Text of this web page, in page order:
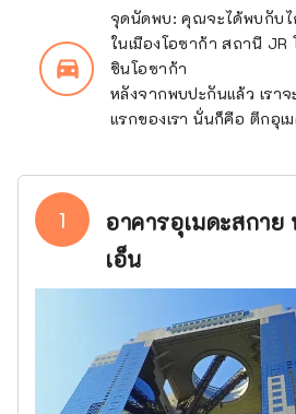
directions_car_filled
จุดนัดพบ: คุณจะได้พบกับ
ในเมืองโอซาก้า สถานี
ชินโอซาก้า
หลังจากพบปะกันแล้ว เรา
แรกของเรา นั่นก็คือ ตึกอุเ
1
อาคารอุเมดะสกาย
เอ็น